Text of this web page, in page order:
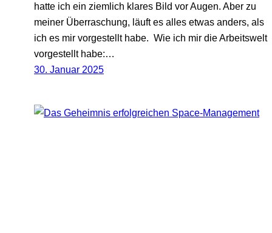
hatte ich ein ziemlich klares Bild vor Augen. Aber zu
meiner Überraschung, läuft es alles etwas anders, als
ich es mir vorgestellt habe. Wie ich mir die Arbeitswelt
vorgestellt habe:…
30. Januar 2025